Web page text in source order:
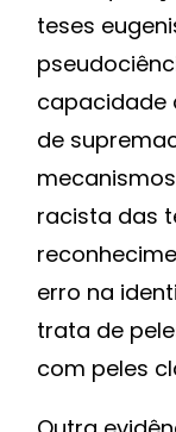
teses
capacidade
de
racista das
erro na
trata de
com peles